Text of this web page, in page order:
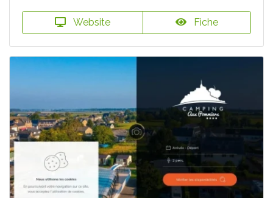
Website Fiche